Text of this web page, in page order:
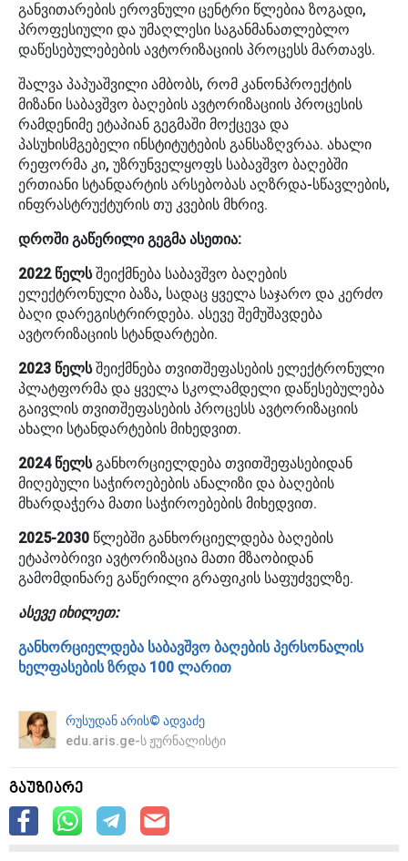
განვითარების ეროვნული ცენტრი წლებია ზოგადი,
პროფესიული და უმაღლესი საგანმანათლებლო
დაწესებულებების ავტორიზაციის პროცესს მართავს.
შალვა პაპუაშვილი ამბობს, რომ კანონპროექტის
მიზანი საბავშვო ბაღების ავტორიზაციის პროცესის
რამდენიმე ეტაპიან გეგმაში მოქცევა და
პასუხისმგებელი ინსტიტუტების განსაზღვრაა. ახალი
რეფორმა კი, უზრუნველყოფს საბავშვო ბაღებში
ერთიანი სტანდარტის არსებობას აღზრდა-სწავლების,
ინფრასტრუქტურის თუ კვების მხრივ.
დროში გაწერილი გეგმა ასეთია:
2022 წელსშეიქმნება საბავშვო ბაღების
ელექტრონული ბაზა, სადაც ყველა საჯარო და კერძო
ბაღი დარეგისტრირდება. ასევე შემუშავდება
ავტორიზაციის სტანდარტები.
2023 წელსშეიქმნება თვითშეფასების ელექტრონული
პლატფორმა და ყველა სკოლამდელი დაწესებულება
გაივლის თვითშეფასების პროცესს ავტორიზაციის
ახალი სტანდარტების მიხედვით.
2024 წელსგანხორციელდება თვითშეფასებიდან
მიღებული საჭიროებების ანალიზი და ბაღების
მხარდაჭერა მათი საჭიროებების მიხედვით.
2025-2030 წლებში განხორციელდება ბაღების
ეტაპობრივი ავტორიზაცია მათი მზაობიდან
გამომდინარე გაწერილი გრაფიკის საფუძველზე.
ასევე იხილეთ:
განხორციელდება საბავშვო ბაღების პერსონალის
ხელფასების ზრდა 100 ლარით
რუსუდან არის© ადვაძე
edu.aris.ge-ს ჟურნალისტი
გაუზიარე